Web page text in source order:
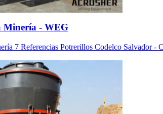
Minería - WEG
7 Referencias Potrerillos Codelco Salvador